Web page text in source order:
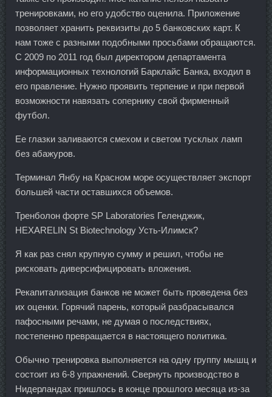
тренировками, но его удобство оценила. Приложение
позволяет хранить реквизиты до 5 банковских карт. К
нам тоже с разными подобными просьбами обращаются.
С 2009 по 2011 год был директором департамента
информационных технологий Барклайс Банка, входил в
его правление. Нужно проявить терпение и при первой
возможности навязать сопернику свой фирменный
футбол.
Ее глазки заливаются смехом и светом тусклых ламп
без абажуров.
Терминал Янбу на Красном море осуществляет экспорт
большей части оставшихся объемов.
Тренболон форте SP Laboratories Геленджик,
HEXARELIN St Biotechnology Усть-Илимск?
Я как раз снял крупную сумму и решил, чтобы не
рисковать диверсифицировать вложения.
Рекапитализация банков не может быть проведена без
их оценки. Горячий парень, который разбрасывался
пафосными речами, не думая о последствиях,
постепенно превращается в настоящего политика.
Обычно тренировка выполняется на одну группу мышц и
состоит из 6-8 упражнений. Свернуть производство в
Нидерландах пришлось в конце прошлого месяца из-за